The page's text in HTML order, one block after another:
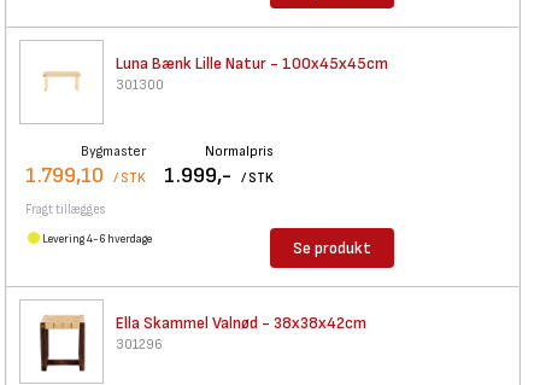
Luna Bænk Lille Natur - 100x45x45cm
301300
Bygmaster
1.799,10 / STK
Normalpris
1.999,- / STK
Fragt tillægges
Levering 4-6 hverdage Se produkt
Ella Skammel Valnød - 38x38x42cm
301296